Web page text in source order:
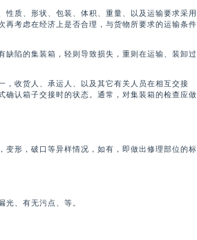
质、形状、包装、体积、重量、以及运输要求采用
考虑在经济上是否合理，与货物所要求的运输条件
陷的集装箱，轻则导致损失，重则在运输、装卸过
，收货人、承运人、以及其它有关人员在相互交接
认箱子交接时的状态。通常，对集装箱的检查应做
形，破口等异样情况，如有，即做出修理部位的标
、有无污点、等。